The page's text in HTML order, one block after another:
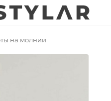
на молнии